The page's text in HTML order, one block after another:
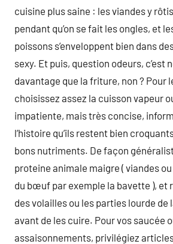
cuisine plus saine : les viandes y
pendant qu’on se fait les ongles, et
poissons s’enveloppent bien dans
sexy. Et puis, question odeurs, c’est
davantage que la friture, non ? Pour
choisissez assez la cuisson vapeur
impatiente, mais très concise,
l’histoire qu’ils restent bien
bons nutriments. De façon
proteine animale maigre ( viandes
du bœuf par exemple la bavette ), et
des volailles ou les parties lourde de
avant de les cuire. Pour vos saucée
assaisonnements, privilégiez